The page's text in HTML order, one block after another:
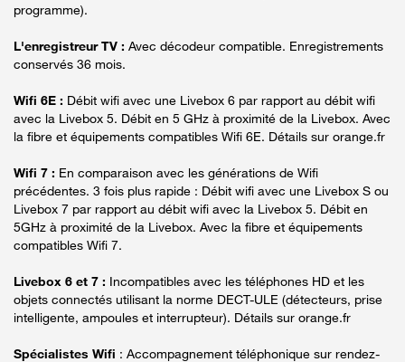
programme).
L'enregistreur TV : Avec décodeur compatible. Enregistrements
conservés 36 mois.
Wifi 6E : Débit wifi avec une Livebox 6 par rapport au débit wifi
avec la Livebox 5. Débit en 5 GHz à proximité de la Livebox. Avec
la fibre et équipements compatibles Wifi 6E. Détails sur orange.fr
Wifi 7 : En comparaison avec les générations de Wifi
précédentes. 3 fois plus rapide : Débit wifi avec une Livebox S ou
Livebox 7 par rapport au débit wifi avec la Livebox 5. Débit en
5GHz à proximité de la Livebox. Avec la fibre et équipements
compatibles Wifi 7.
Livebox 6 et 7 : Incompatibles avec les téléphones HD et les
objets connectés utilisant la norme DECT-ULE (détecteurs, prise
intelligente, ampoules et interrupteur). Détails sur orange.fr
Spécialistes Wifi : Accompagnement téléphonique sur rendez-